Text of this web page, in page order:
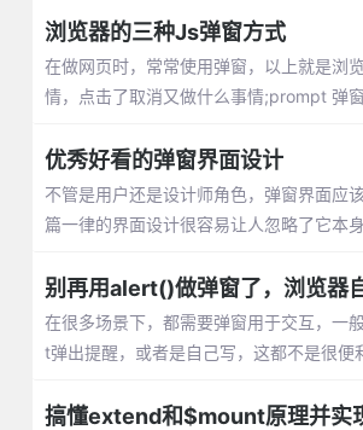
浏览器的三种Js弹窗方式
在做网页时，常常使用弹窗，以上就是浏
情，点击了取消又做什么事情;prompt 弹
优秀好看的弹窗界面设计
不管是用户还是设计师角色，弹窗界面应
篇一律的界面设计很容易让人忽略了它本身
别再用alert()做弹窗了，浏览器
在很多场景下，都需要弹窗用于交互，一
t弹出提醒，或者是自己写，这都不是很便
搞懂extend和$mount原理并实